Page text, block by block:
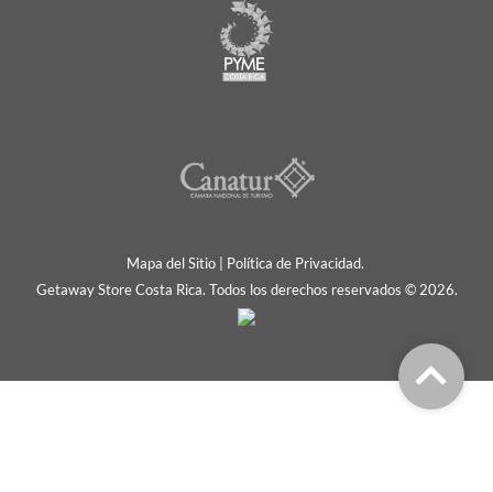
Mapa del Sitio| Política de Privacidad.
Getaway Store Costa Rica. Todos los derechos reservados © 2026.